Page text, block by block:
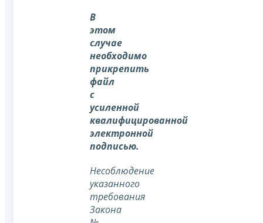
В
этом
случае
необходимо
прикрепить
файл
с
усиленной
квалифицированной
электронной
подписью.
Несоблюдение
указанного
требования
Закона